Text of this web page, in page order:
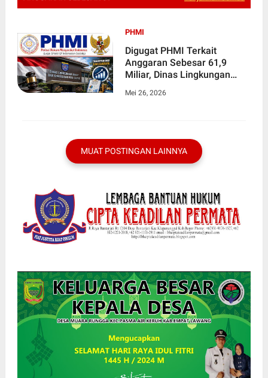
PHMI
Digugat PHMI Terkait
Anggaran Sebesar 61,9
Miliar, Dinas Lingkungan
Depok Mangkir
Mei 26, 2026
MUAT POSTINGAN LAINNYA